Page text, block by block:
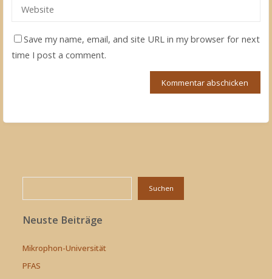
Save my name, email, and site URL in my browser for next
time I post a comment.
Suchen
Neuste Beiträge
Mikrophon-Universität
PFAS